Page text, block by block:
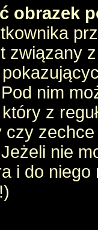
obrazek
związany
nim
z
nie
i do